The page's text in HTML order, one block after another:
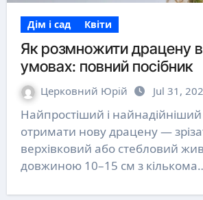
Дім і сад Квіти
Як розмножити драцену
умовах: повний посібник
Церковний Юрій Jul 31,
Найпростіший і найнадійніший спосіб
отримати нову драцену —
верхівковий або стебловий
довжиною 10–15 см з